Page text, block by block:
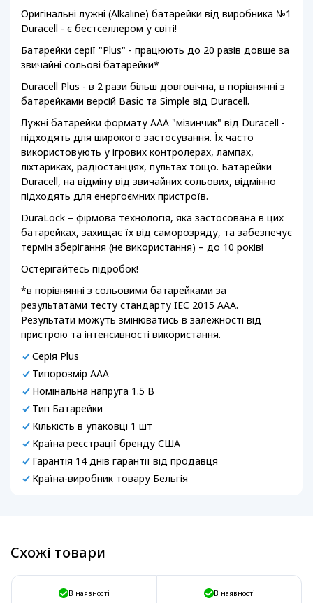
Оригінальні лужні (Alkaline) батарейки від виробника №1
Duracell - є бестселлером у світі!
Батарейки серії "Plus" - працюють до 20 разів довше за
звичайні сольові батарейки*
Duracell Plus - в 2 рази більш довговічна, в порівнянні з
батарейками версій Basic та Simple від Duracell.
Лужні батарейки формату ААА "мізинчик" від Duracell -
підходять для широкого застосування. Їх часто
використовують у ігрових контролерах, лампах,
ліхтариках, радіостанціях, пультах тощо. Батарейки
Duracell, на відміну від звичайних сольових, відмінно
підходять для енергоємних пристроїв.
DuraLock – фірмова технологія, яка застосована в цих
батарейках, захищає їх від саморозряду, та забезпечує
термін зберігання (не використання) – до 10 років!
Остерігайтесь підробок!
*в порівнянні з сольовими батарейками за
результатами тесту стандарту IEC 2015 ААА.
Результати можуть змінюватись в залежності від
пристрою та інтенсивності використання.
Серія Plus
Типорозмір AAA
Номінальна напруга 1.5 В
Тип Батарейки
Кількість в упаковці 1 шт
Країна реєстрації бренду США
Гарантія 14 днів гарантії від продавця
Країна-виробник товару Бельгія
Схожі товари
В наявності В наявності